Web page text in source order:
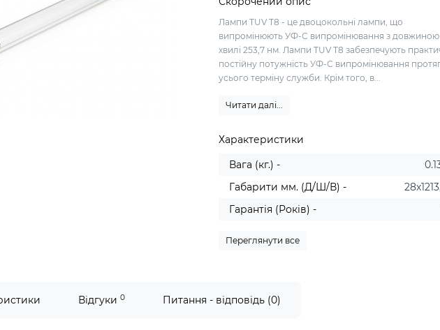
Лампи TUV T8 - це двоцокольні лампи, що
випромінюють УФ-С випромінювання з довжиною
хвилі 253,7 нм. Лампи TUV T8 забезпечують
постійну потужність УФ-С випромінювання
усього терміну служби. Крім того, в...
Читати далі...
Характеристики
Вага (кг.) -
Габарити мм. (Д/Ш/В) -
Гарантія (Років) -
Переглянути все
Відгуки 0 Питання - відповідь (0)